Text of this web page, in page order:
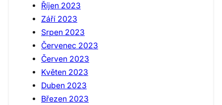
Říjen 2023
Září 2023
Srpen 2023
Červenec 2023
Červen 2023
Květen 2023
Duben 2023
Březen 2023